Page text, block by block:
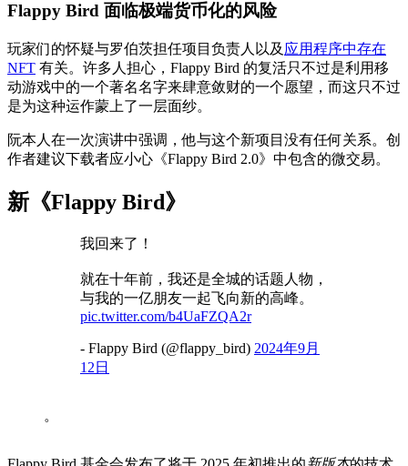
Flappy Bird 面临极端货币化的风险
玩家们的怀疑与罗伯茨担任项目负责人以及 应用程序中存在
NFT 有关。许多人担心，Flappy Bird 的复活只不过是利用移
动游戏中的一个著名名字来肆意敛财的一个愿望，而这只不过
是为这种运作蒙上了一层面纱。
阮本人在一次演讲中强调，他与这个新项目没有任何关系。创
作者建议下载者应小心《Flappy Bird 2.0》中包含的微交易。
新《Flappy Bird》
我回来了！
就在十年前，我还是全城的话题人物，
与我的一亿朋友一起飞向新的高峰。
pic.twitter.com/b4UaFZQA2r
- Flappy Bird (@flappy_bird) 2024年9月
12日
。